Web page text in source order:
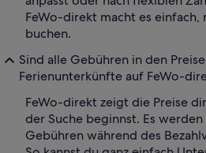
FeWo-direkt macht es einfach,
buchen.
Sind alle Gebühren in den
Ferienunterkünfte auf FeWo-
FeWo-direkt zeigt die Preise
der Suche beginnst. Es
Gebühren während des